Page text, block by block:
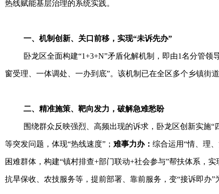
热线赋能基层治理的系统实践。
一、机制创新、关口前移，实现“未诉先办”
卧龙区全面构建“1+3+N”矛盾化解机制，即由1名分管
窗受理、一体调处、一办到底”。该机制已在全区多个乡镇街
二、精准施策、靶向发力，破解急难愁盼
围绕群众反映强烈、高频出现的诉求，卧龙区创新实施“
等突发问题，体现“热线速度”； 难事力办： 综合运用“情、理
困难群体，构建“镇村排查+部门联动+社会参与”帮扶体系，
抗旱保收、农技服务等，提前部署、靠前服务，变“接诉即办”